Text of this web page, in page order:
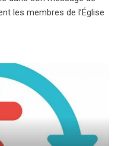
les membres de l’Église